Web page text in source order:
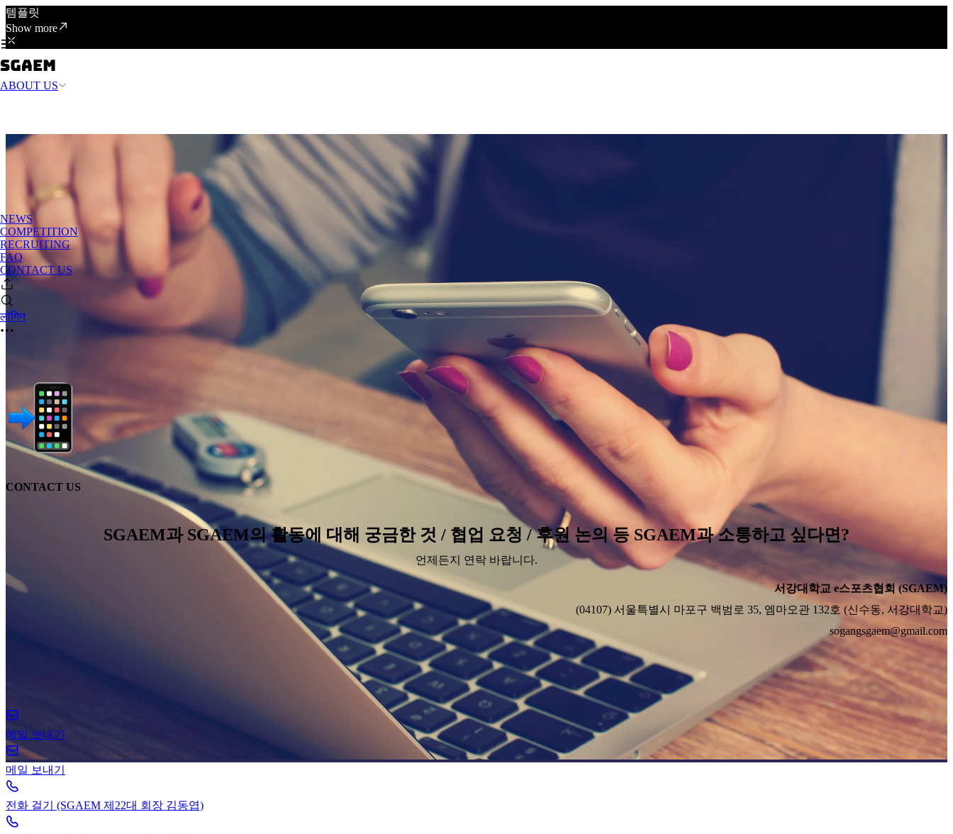
템플릿
Show more
ABOUT US
NEWS
COMPETITION
RECRUITING
FAQ
CONTACT US
लॉगिन
CONTACT US
SGAEM과 SGAEM의 활동에 대해 궁금한 것 / 협업 요청 / 후원 논의 등 SGAEM과 소통하고 싶다면?
언제든지 연락 바랍니다.
서강대학교 e스포츠협회 (SGAEM)
(04107) 서울특별시 마포구 백범로 35, 엠마오관 132호 (신수동, 서강대학교)
sogangsgaem@gmail.com
메일 보내기
메일 보내기
전화 걸기 (SGAEM 제22대 회장 김동엽)